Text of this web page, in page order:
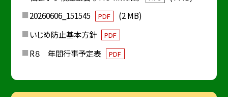
20260606_151545
PDF
(2 MB)
いじめ防止基本方針
PDF
R８ 年間行事予定表 PDF